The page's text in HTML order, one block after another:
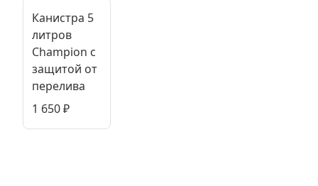
Канистра 5
литров
Champion с
защитой от
перелива
1 650₽